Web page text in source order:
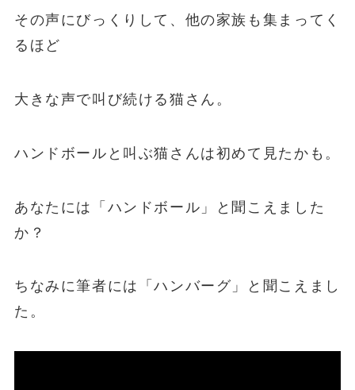
その声にびっくりして、他の家族も集まってく
るほど
大きな声で叫び続ける猫さん。
ハンドボールと叫ぶ猫さんは初めて見たかも。
あなたには「ハンドボール」と聞こえました
か？
ちなみに筆者には「ハンバーグ」と聞こえまし
た。